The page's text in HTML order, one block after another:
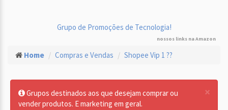
Grupo de Promoções de Tecnologia!
nossos links na Amazon
Home Compras e Vendas Shopee Vip 1 ??
×
Grupos destinados aos que desejam comprar ou
vender produtos. E marketing em geral.